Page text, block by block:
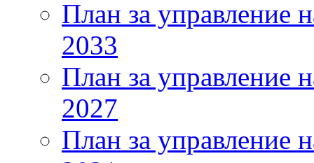
План за управление
2033
План за управление
2027
План за управление